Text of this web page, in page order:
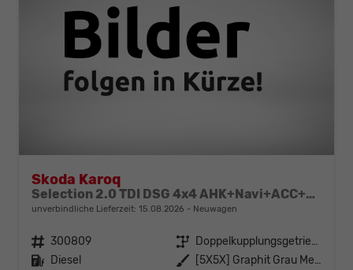
Skoda Karoq
Selection 2.0 TDI DSG 4x4 AHK+Navi+ACC+Kamera+Sitzheiz+eHeck+Chrom+Lodge+GV5
unverbindliche Lieferzeit: 15.08.2026 Neuwagen
Fahrzeugnr. 300809 Getriebe
Doppelkupplungsgetriebe (DSG)
Kraftstoff Diesel Außenfarbe
[5X5X] Graphit Grau Metallic